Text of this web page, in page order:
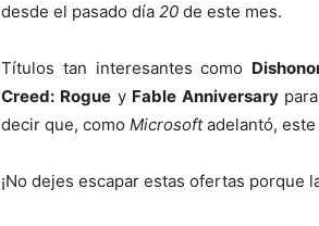
desde el pasado día 20 de este mes.
Títulos tan interesantes como
Creed: Roguey Fable Anniversary para
decir que, como Microsoftadelantó, este
¡No dejes escapar estas ofertas